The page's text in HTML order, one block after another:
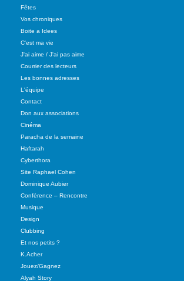
Fêtes
Vos chroniques
Boite a Idees
C'est ma vie
J'ai aime / J'ai pas aime
Courrier des lecteurs
Les bonnes adresses
L'équipe
Contact
Don aux associations
Cinéma
Paracha de la semaine
Haftarah
Cyberthora
Site Raphael Cohen
Dominique Aubier
Conférence – Rencontre
Musique
Design
Clubbing
Et nos petits ?
K.Acher
Jouez/Gagnez
Alyah Story